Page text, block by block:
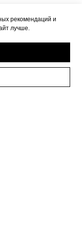
рекомендаций и
лучше.